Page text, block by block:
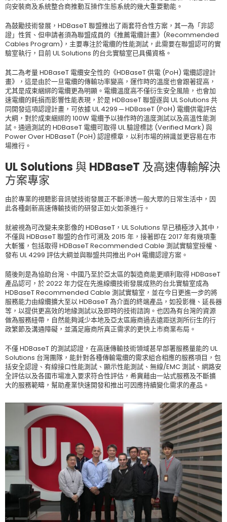
向安裝商及系統整合商推動互操作生態系統的幾大重要動能。
為鼓勵技術發展，HDBaseT 聯盟推出了兩套符合性方案，其一為「非認
證」性質、但申請者須為聯盟成員的《推薦電纜計畫》(Recommended
Cables Program)，主要專注於電纜的性能測試，此需要在聯盟認可的實
驗室執行，目前 UL Solutions 的台北實驗室已具備資格。
其二為考量 HDBaseT 電纜安全性的《HDBaseT 供電 (PoH) 電纜認證計
畫》，這是由於一旦電纜的傳輸功率變高，運作時的溫度也會跟著提高，
尤其是成束綑綁的電纜更為明顯。電纜溫度高不僅衍生安全風險，也會加
速電纜的耗損而影響性能表現，於是 HDBaseT 聯盟遂與 UL Solutions 共
同開發這項認證計畫，可依據 UL 4299 ─ HDBaseT (PoH) 電纜供電評估
大綱，對於成束綑綁的 100W 電纜予以操作時的溫度測試以及高溫性能測
試。通過測試的 HDBaseT 電纜可取得 UL 驗證標誌 (Verified Mark) 與
Power Over HDBaseT (PoH) 認證標章，以利市場的辨識並更容易在市
場推行。
UL Solutions 與 HDBaseT 及高速傳輸解決
方案專家
由於專業的視聽影音訊號技術發展正不斷滲透一般大眾的日常生活中，因
此各種創新高速傳輸技術的研發正如火如荼進行。
就被視為可改變未來影像的 HDBaseT，UL Solutions 早已積極涉入其中，
不僅與 HDBaseT 聯盟的合作可溯及 2015 年，接著即在 2017 年有幾項重
大斬獲，包括取得 HDBaseT Recommended Cable 測試實驗室授權、
發布 UL 4299 評估大綱並與聯盟共同推出 PoH 電纜認證方案。
隨後則是為協助台灣、中國乃至於亞太區的製造商能更順利取得 HDBaseT
產品認可，於 2022 年力促在先進線纜技術發展成熟的台北實驗室成為
HDBaseT Recommended Cable 測試實驗室，並在今日更進一步的將
服務能力由線纜擴大至以 HDBaseT 為介面的終端產品，如投影機、延長器
等，以提供更高效的地緣測試以及即時的技術諮詢。也因為有台灣的資源
做為服務紐帶，自然能夠減少本地及亞太區廠商過去遠距送測所衍生的行
政繁節及溝通障礙，並滿足廠商所真正需求的更快上市商業布局。
不僅 HDBaseT 的測試認證，在高速傳輸技術領域甚早部署服務量能的 UL
Solutions 台灣團隊，能針對各種傳輸電纜的需求組合相應的服務項目，包
括安全認證、有線接口性能測試、顯示性能測試、無線/EMC 測試、網路安
全評估以及各國市場准入要求符合性評估，希冀藉由一站式服務及不斷擴
大的服務範疇，幫助產業快速開發和推出可因應持續變化需求的產品。